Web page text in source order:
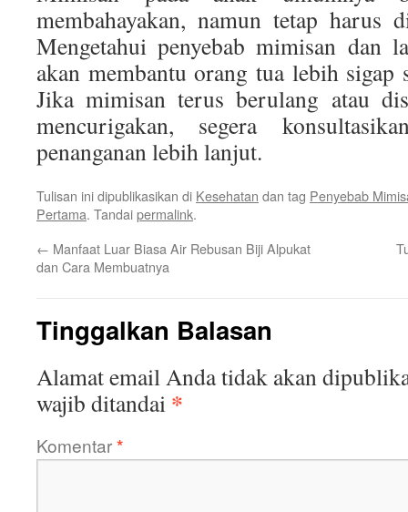
membahayakan, namun tetap harus
Mengetahui penyebab mimisan dan
akan membantu orang tua lebih
Jika mimisan terus berulang atau
mencurigakan, segera
penanganan lebih lanjut.
Tulisan ini dipublikasikan di Kesehatan dan tag Penyebab
Pertama. Tandaipermalink.
← Manfaat Luar Biasa Air Rebusan Biji Alpukat
dan Cara Membuatnya
Tinggalkan Balasan
Alamat email Anda tidak akan
wajib ditandai *
Komentar*